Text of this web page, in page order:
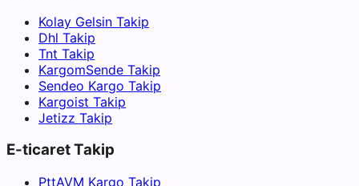
Kolay Gelsin Takip
Dhl Takip
Tnt Takip
KargomSende Takip
Sendeo Kargo Takip
Kargoist Takip
Jetizz Takip
E-ticaret Takip
PttAVM Kargo Takip